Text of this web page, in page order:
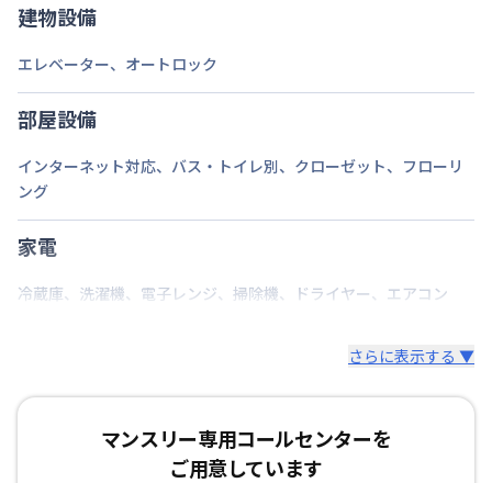
平成筑豊鉄道
定員
次回更新日
情報更新日
建物設備
エレベーター、 オートロック
部屋設備
インターネット対応、 バス・トイレ別、 クローゼット、 フローリ
ング
家電
冷蔵庫、 洗濯機、 電子レンジ、 掃除機、 ドライヤー、 エアコン
さらに表示する ▼
マンスリー専用コールセンターを
ご用意しています